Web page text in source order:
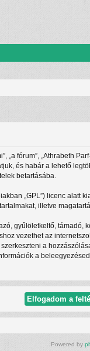
„a fórum”, „Athrabeth
és habár a lehető
betartásába.
„GPL”) licenc alatt
illetve
gyűlöletkeltő,
vezethet az
a
a
Powered by